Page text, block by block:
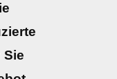
Sie